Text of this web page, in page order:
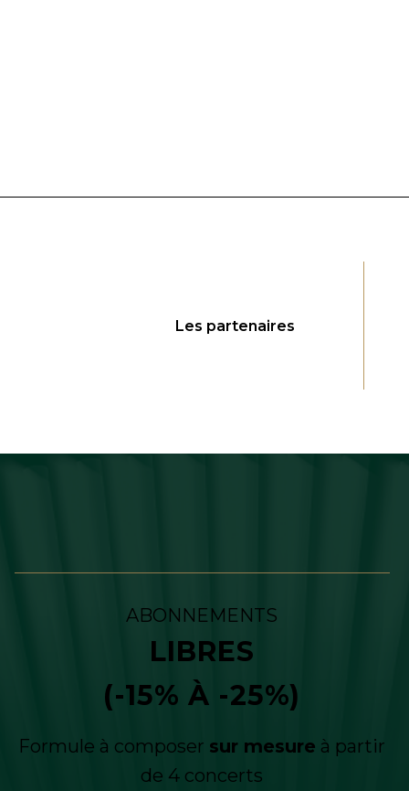
Les partenaires
ABONNEMENTS
LIBRES
(-15% À -25%)
Formule à composer sur mesure à partir
de 4 concerts